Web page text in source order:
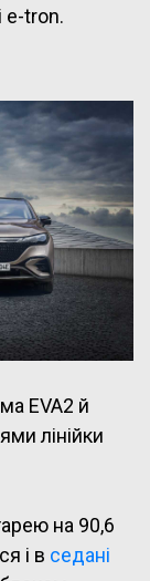
e-tron.
EVA2 й
лінійки
на 90,6
і в седані